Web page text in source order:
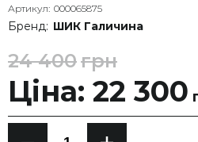
Артикул: 000065875
Бренд: ШИК Галичина
24 400грн
Ціна: 22 300